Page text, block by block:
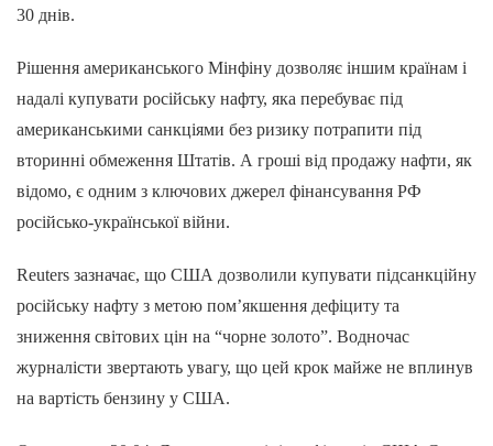
30 днів.
Рішення американського Мінфіну дозволяє іншим країнам і
надалі купувати російську нафту, яка перебуває під
американськими санкціями без ризику потрапити під
вторинні обмеження Штатів. А гроші від продажу нафти, як
відомо, є одним з ключових джерел фінансування РФ
російсько-української війни.
Reuters зазначає, що США дозволили купувати підсанкційну
російську нафту з метою пом’якшення дефіциту та
зниження світових цін на “чорне золото”. Водночас
журналісти звертають увагу, що цей крок майже не вплинув
на вартість бензину у США.